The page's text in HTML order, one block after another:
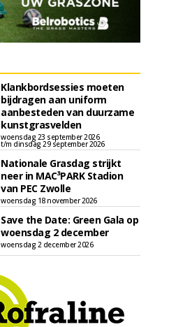
Klankbordsessies moeten
bijdragen aan uniform
aanbesteden van duurzame
kunstgrasvelden
woensdag 23 september 2026
t/m dinsdag 29 september 2026
Nationale Grasdag strijkt
neer in MAC³PARK Stadion
van PEC Zwolle
woensdag 18 november 2026
Save the Date: Green Gala op
woensdag 2 december
woensdag 2 december 2026